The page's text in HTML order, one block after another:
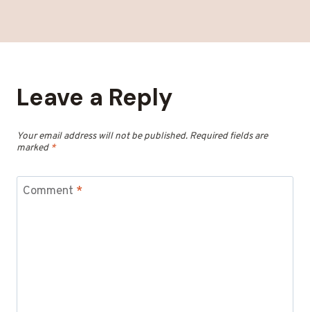
Leave a Reply
Your email address will not be published. Required fields are
marked *
Comment *